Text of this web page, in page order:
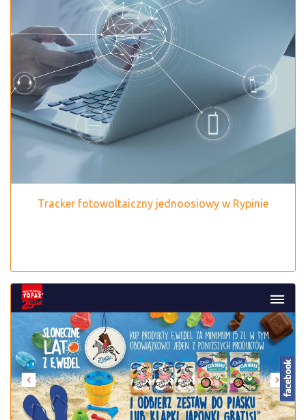
Tracker fotowoltaiczny jednoosiowy w Rypinie